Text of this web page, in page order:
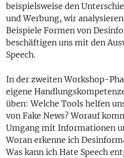
beispielsweise den
und Werbung, wir
Beispiele Formen von
beschäftigen uns mit den
Speech.
In der zweiten Workshop-
eigene
üben: Welche Tools helfen
von Fake News? Worauf
Umgang mit Informationen
Woran erkenne ich
Was kann ich Hate Speech